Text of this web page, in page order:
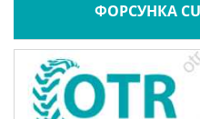
ФОРСУНКА